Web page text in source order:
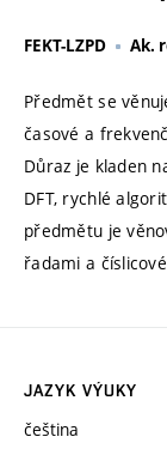
FEKT-LZPD Ak.
Předmět se
časové a
Důraz je kladen
DFT, rychlé
předmětu je
řadami a
JAZYK VÝUKY
čeština